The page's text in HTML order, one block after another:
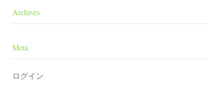
Archives
Meta
ログイン